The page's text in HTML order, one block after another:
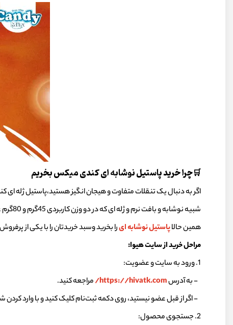
🛒چرا خرید پاستیل نوشابه ای کندی میکس بخریم
اگر به دنبال یک تنقلات متفاوت و هیجان انگیز هستید،پاستیل ژله
شبیه نوشابه و بافت نرم و ژله ای که در دو وزن کاربردی 45گرم و 80گرم عرضه می شود تا بتوانید متناسب با نیاز خود بهترین انتخاب را داشته باشید و تجربه ای شیرین و خاص را برای شما رقم بزند.
همین حالاپاستیل نوشابه ایرا بخرید وسبد خریدتان را با یکی از
مراحل خرید از سایت هیوا:
1. ورود به سایت و عضویت:
- به آدرسhttps://hivatk.com/ مراجعه کنید.
- اگر از قبل عضو نیستید، روی دکمه ثبت‌نام کلیک کنید و با وارد کردن
2. جستجوی محصول: